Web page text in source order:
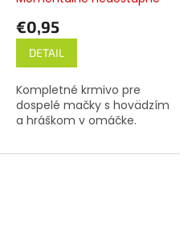
€0,95
DETAIL
Kompletné krmivo pre
dospelé mačky s hovädzím
a hráškom v omáčke.